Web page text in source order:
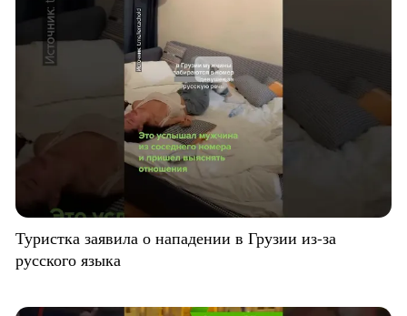
Туристка заявила о нападении в Грузии из-за
русского языка